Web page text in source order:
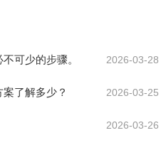
2026-03-28
可少的步骤。
2026-03-25
了解多少？
2026-03-26